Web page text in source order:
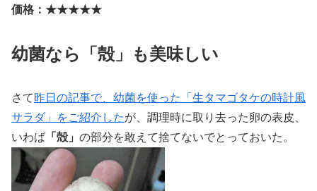
価格：★★★★★
幼菌なら「殻」も美味しい
さて昨日の記事で、幼菌を使った「生タマゴタケの時計風
サラダ」をご紹介したが、調理時に取り去った卵の表皮、
いわば 「殻」 の部分を敢えて捨てないでとっておいた。